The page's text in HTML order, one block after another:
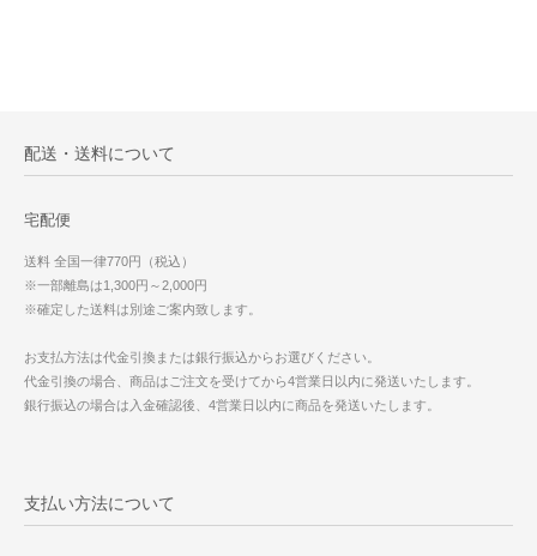
配送・送料について
宅配便
送料 全国一律770円（税込）
※一部離島は1,300円～2,000円
※確定した送料は別途ご案内致します。
お支払方法は代金引換または銀行振込からお選びください。
代金引換の場合、商品はご注文を受けてから4営業日以内に発送いたします。
銀行振込の場合は入金確認後、4営業日以内に商品を発送いたします。
支払い方法について